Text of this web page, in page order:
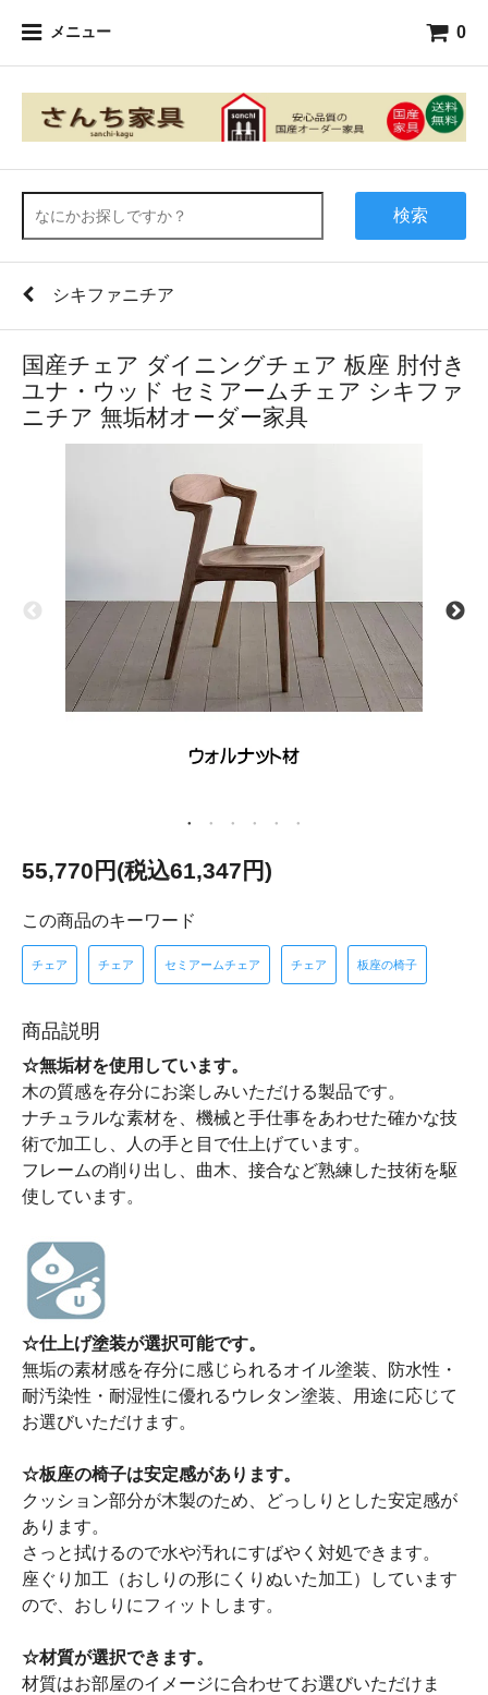
メニュー 0
検索
シキファニチア
国産チェア ダイニングチェア 板座 肘付き
ユナ・ウッド セミアームチェア シキファ
ニチア 無垢材オーダー家具
55,770円(税込61,347円)
この商品のキーワード
チェア チェア セミアームチェア チェア 板座の椅子
商品説明
☆無垢材を使用しています。
木の質感を存分にお楽しみいただける製品です。
ナチュラルな素材を、機械と手仕事をあわせた確かな技
術で加工し、人の手と目で仕上げています。
フレームの削り出し、曲木、接合など熟練した技術を駆
使しています。
☆仕上げ塗装が選択可能です。
無垢の素材感を存分に感じられるオイル塗装、防水性・
耐汚染性・耐湿性に優れるウレタン塗装、用途に応じて
お選びいただけます。
☆板座の椅子は安定感があります。
クッション部分が木製のため、どっしりとした安定感が
あります。
さっと拭けるので水や汚れにすばやく対処できます。
座ぐり加工（おしりの形にくりぬいた加工）しています
ので、おしりにフィットします。
☆材質が選択できます。
材質はお部屋のイメージに合わせてお選びいただけま